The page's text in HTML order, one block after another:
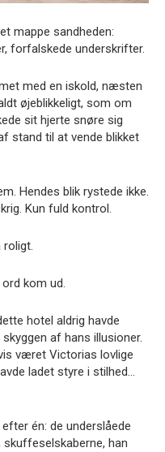
mappe sandheden:
forfalskede underskrifter.
med en iskold, næsten
øjeblikkeligt, som om
sit hjerte snøre sig
stand til at vende blikket
Hendes blik rystede ikke.
Kun fuld kontrol.
roligt.
kom ud.
hotel aldrig havde
af hans illusioner.
været Victorias lovlige
ladet styre i stilhed…
én: de underslåede
han